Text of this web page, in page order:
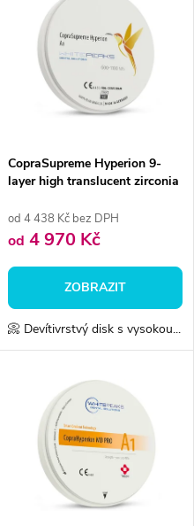
CopraSupreme Hyperion 9-
layer high translucent zirconia
od 4 438 Kč bez DPH
od 4 970 Kč
ZOBRAZIT
📀 Devítivrstvý disk s vysokou...